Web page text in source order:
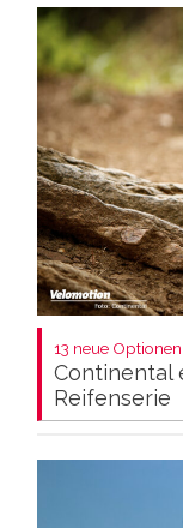
13 neue
Continental
Reifenserie